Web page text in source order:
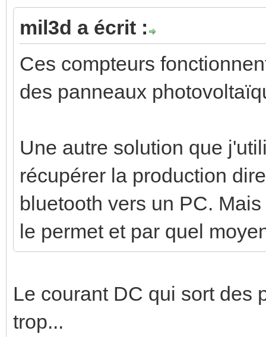
mil3d a écrit :
Ces compteurs
des panneaux
Une autre solution que
récupérer la production
bluetooth vers un PC.
le permet et par quel
Le courant DC qui sort des
trop...